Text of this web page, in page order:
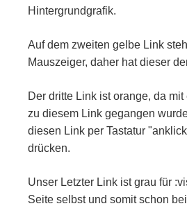
Hintergrundgrafik.
Auf dem zweiten gelbe Link
Mauszeiger, daher hat dieser
Der dritte Link ist orange, da
zu diesem Link gegangen
diesen Link per Tastatur
drücken.
Unser Letzter Link ist grau für
Seite selbst und somit schon